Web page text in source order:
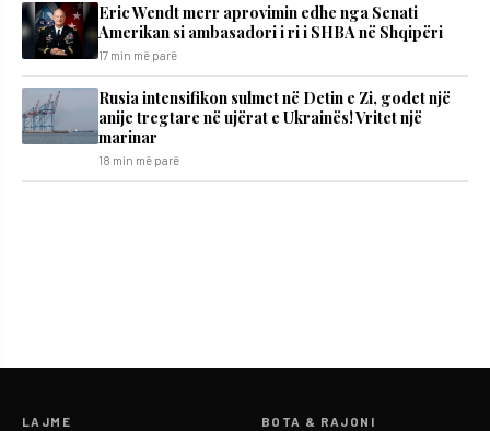
Eric Wendt merr aprovimin edhe nga Senati
Amerikan si ambasadori i ri i SHBA në Shqipëri
17 min më parë
Rusia intensifikon sulmet në Detin e Zi, godet një
anije tregtare në ujërat e Ukrainës! Vritet një
marinar
18 min më parë
LAJME BOTA & RAJONI